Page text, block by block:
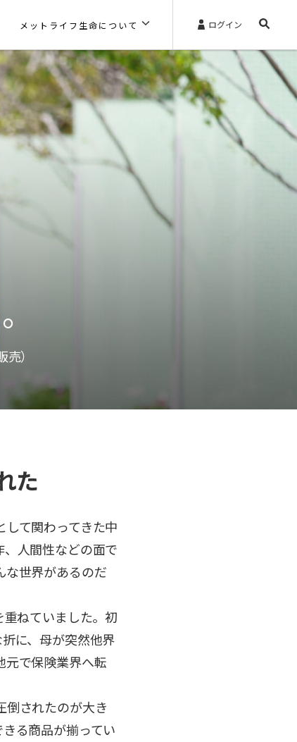
メットライフ生命について ログイン
）
た
て関わってきた中
人間性などの面で
な世界があるのだ
ねていました。初
に、母が突然他界
元で保険業界へ転
倒されたのが大き
る商品が揃ってい